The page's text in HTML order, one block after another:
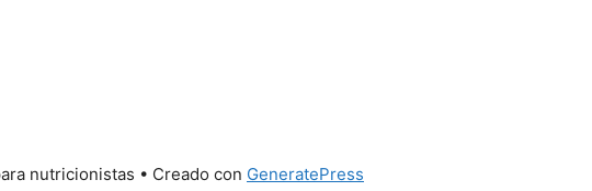
nutricionistas • Creado con GeneratePress